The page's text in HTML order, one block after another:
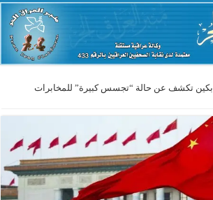
بكين تكشف عن حالة “تجسس كبيرة” للمخابرات